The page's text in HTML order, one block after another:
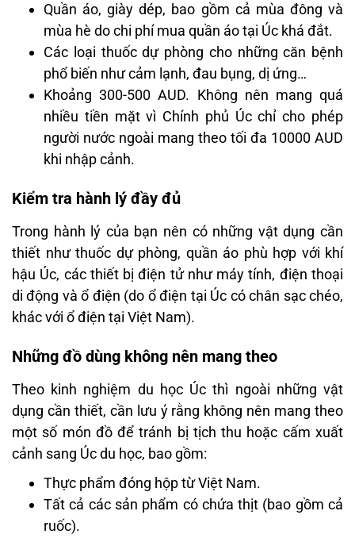
Quần áo, giày dép, bao gồm cả mùa đông và
mùa hè do chi phí mua quần áo tại Úc khá đắt.
Các loại thuốc dự phòng cho những căn bệnh
phổ biến như cảm lạnh, đau bụng, dị ứng…
Khoảng 300-500 AUD. Không nên mang quá
nhiều tiền mặt vì Chính phủ Úc chỉ cho phép
người nước ngoài mang theo tối đa 10000 AUD
khi nhập cảnh.
Kiểm tra hành lý đầy đủ
Trong hành lý của bạn nên có những vật dụng cần
thiết như thuốc dự phòng, quần áo phù hợp với khí
hậu Úc, các thiết bị điện tử như máy tính, điện thoại
di động và ổ điện (do ổ điện tại Úc có chân sạc chéo,
khác với ổ điện tại Việt Nam).
Những đồ dùng không nên mang theo
Theo kinh nghiệm du học Úc thì ngoài những vật
dụng cần thiết, cần lưu ý rằng không nên mang theo
một số món đồ để tránh bị tịch thu hoặc cấm xuất
cảnh sang Úc du học, bao gồm:
Thực phẩm đóng hộp từ Việt Nam.
Tất cả các sản phẩm có chứa thịt (bao gồm cả
ruốc).